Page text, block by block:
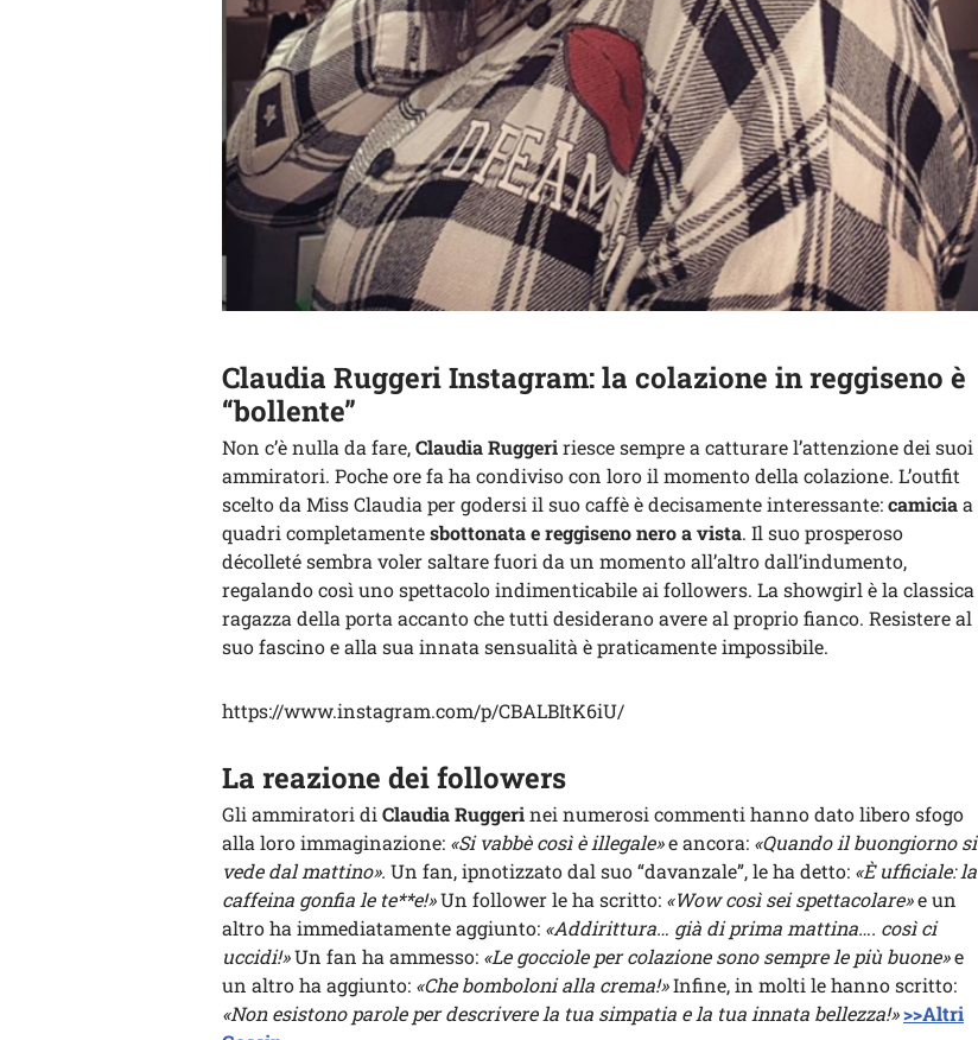
Claudia Ruggeri Instagram: la colazione in reggiseno è
“bollente”
Non c’è nulla da fare,Claudia Ruggeririesce sempre a catturare l’attenzione dei suoi
ammiratori. Poche ore fa ha condiviso con loro il momento della colazione. L’outfit
scelto da Miss Claudia per godersi il suo caffè è decisamente interessante:camiciaa
quadri completamentesbottonata ereggiseno nero a vista. Il suo prosperoso
décolleté sembra voler saltare fuori da un momento all’altro dall’indumento,
regalando così uno spettacolo indimenticabile ai followers. La showgirl è la classica
ragazza della porta accanto che tutti desiderano avere al proprio fianco. Resistere al
suo fascino e alla sua innata sensualità è praticamente impossibile.
https://www.instagram.com/p/CBALBItK6iU/
La reazione dei followers
Gli ammiratori di Claudia Ruggerinei numerosi commenti hanno dato libero sfogo
alla loro immaginazione: «Si vabbè così è illegale»e ancora: «Quando il buongiorno si
vede dal mattino». Un fan, ipnotizzato dal suo “davanzale”, le ha detto: «È ufficiale: la
caffeina gonfia le te**e!»Un follower le ha scritto: «Wow così sei spettacolare»e un
altro ha immediatamente aggiunto: «Addirittura… già di prima mattina…. così ci
uccidi!»Un fan ha ammesso: «Le gocciole per colazione sono sempre le più buone»e
un altro ha aggiunto: «Che bomboloni alla crema!»Infine, in molti le hanno scritto:
«Non esistono parole per descrivere la tua simpatia e la tua innata bellezza!»>>Altri